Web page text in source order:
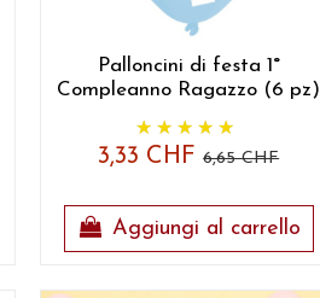
Palloncini di festa 1°
Compleanno Ragazzo (6 pz)
3,33 CHF6,65 CHF
Aggiungi al carrello